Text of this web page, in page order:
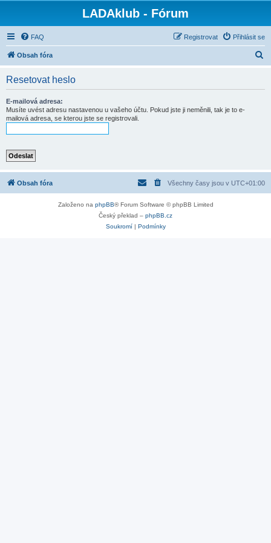
LADAklub - Fórum
FAQ Přihlásit se
Registrovat
Obsah fóra
Resetovat heslo
E-mailová adresa:
Musíte uvést adresu nastavenou u vašeho účtu. Pokud jste ji neměnili, tak je to e-
mailová adresa, se kterou jste se registrovali.
Obsah fóra Všechny časy jsou v UTC+01:00
Založeno na phpBB® Forum Software © phpBB Limited
Český překlad – phpBB.cz
Soukromí| Podmínky